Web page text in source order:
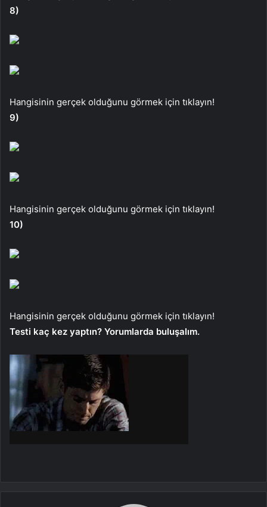
8)
Hangisinin gerçek olduğunu görmek için tıklayın!
9)
Hangisinin gerçek olduğunu görmek için tıklayın!
10)
Hangisinin gerçek olduğunu görmek için tıklayın!
Testi kaç kez yaptın? Yorumlarda buluşalım.